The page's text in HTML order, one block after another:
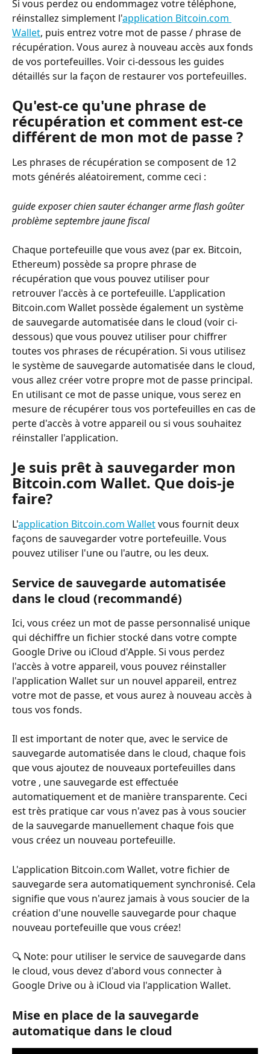
Si vous perdez ou endommagez votre téléphone,
réinstallez simplement l'application Bitcoin.com
Wallet, puis entrez votre mot de passe / phrase de
récupération. Vous aurez à nouveau accès aux fonds
de vos portefeuilles. Voir ci-dessous les guides
détaillés sur la façon de restaurer vos portefeuilles.
Qu'est-ce qu'une phrase de
récupération et comment est-ce
différent de mon mot de passe ?
Les phrases de récupération se composent de 12
mots générés aléatoirement, comme ceci :
guide exposer chien sauter échanger arme flash goûter
problème septembre jaune fiscal
Chaque portefeuille que vous avez (par ex. Bitcoin,
Ethereum) possède sa propre phrase de
récupération que vous pouvez utiliser pour
retrouver l'accès à ce portefeuille. L'application
Bitcoin.com Wallet possède également un système
de sauvegarde automatisée dans le cloud (voir ci-
dessous) que vous pouvez utiliser pour chiffrer
toutes vos phrases de récupération. Si vous utilisez
le système de sauvegarde automatisée dans le cloud,
vous allez créer votre propre mot de passe principal.
En utilisant ce mot de passe unique, vous serez en
mesure de récupérer tous vos portefeuilles en cas de
perte d'accès à votre appareil ou si vous souhaitez
réinstaller l'application.
Je suis prêt à sauvegarder mon
Bitcoin.com Wallet. Que dois-je
faire?
L'application Bitcoin.com Wallet vous fournit deux
façons de sauvegarder votre portefeuille. Vous
pouvez utiliser l'une ou l'autre, ou les deux.
Service de sauvegarde automatisée
dans le cloud (recommandé)
Ici, vous créez un mot de passe personnalisé unique
qui déchiffre un fichier stocké dans votre compte
Google Drive ou iCloud d'Apple. Si vous perdez
l'accès à votre appareil, vous pouvez réinstaller
l'application Wallet sur un nouvel appareil, entrez
votre mot de passe, et vous aurez à nouveau accès à
tous vos fonds.
Il est important de noter que, avec le service de
sauvegarde automatisée dans le cloud, chaque fois
que vous ajoutez de nouveaux portefeuilles dans
votre , une sauvegarde est effectuée
automatiquement et de manière transparente. Ceci
est très pratique car vous n'avez pas à vous soucier
de la sauvegarde manuellement chaque fois que
vous créez un nouveau portefeuille.
L'application Bitcoin.com Wallet, votre fichier de
sauvegarde sera automatiquement synchronisé. Cela
signifie que vous n'aurez jamais à vous soucier de la
création d'une nouvelle sauvegarde pour chaque
nouveau portefeuille que vous créez!
🔍 Note: pour utiliser le service de sauvegarde dans
le cloud, vous devez d'abord vous connecter à
Google Drive ou à iCloud via l'application Wallet.
Mise en place de la sauvegarde
automatique dans le cloud